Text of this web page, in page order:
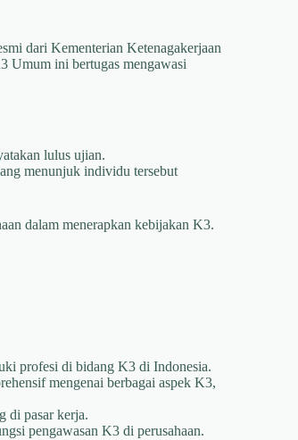
dari Kementerian Ketenagakerjaan
Umum ini bertugas mengawasi
lulus ujian.
menunjuk individu tersebut
dalam menerapkan kebijakan K3.
profesi di bidang K3 di Indonesia.
mengenai berbagai aspek K3,
di pasar kerja.
pengawasan K3 di perusahaan.